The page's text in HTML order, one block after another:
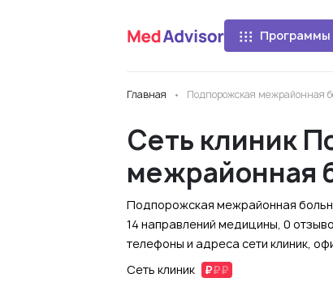
Программы
Главная Подпорожская межрайонная
Сеть клиник
межрайонная
Подпорожская межрайонная
14 направлений медицины, 0
телефоны и адреса сети клиник,
Сеть клиник